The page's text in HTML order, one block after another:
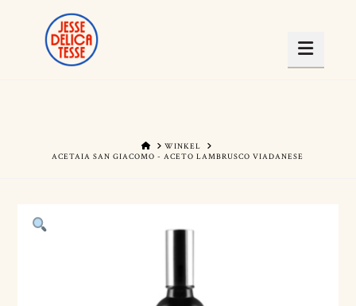
HOMEWINKEL
ACETAIA SAN GIACOMO - ACETO LAMBRUSCO VIADANESE